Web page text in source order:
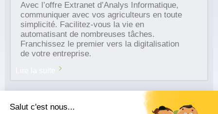
Avec l’offre Extranet d’Analys Informatique,
communiquer avec vos agriculteurs en toute
simplicité. Facilitez-vous la vie en
automatisant de nombreuses tâches.
Franchissez le premier vers la digitalisation
de votre entreprise.